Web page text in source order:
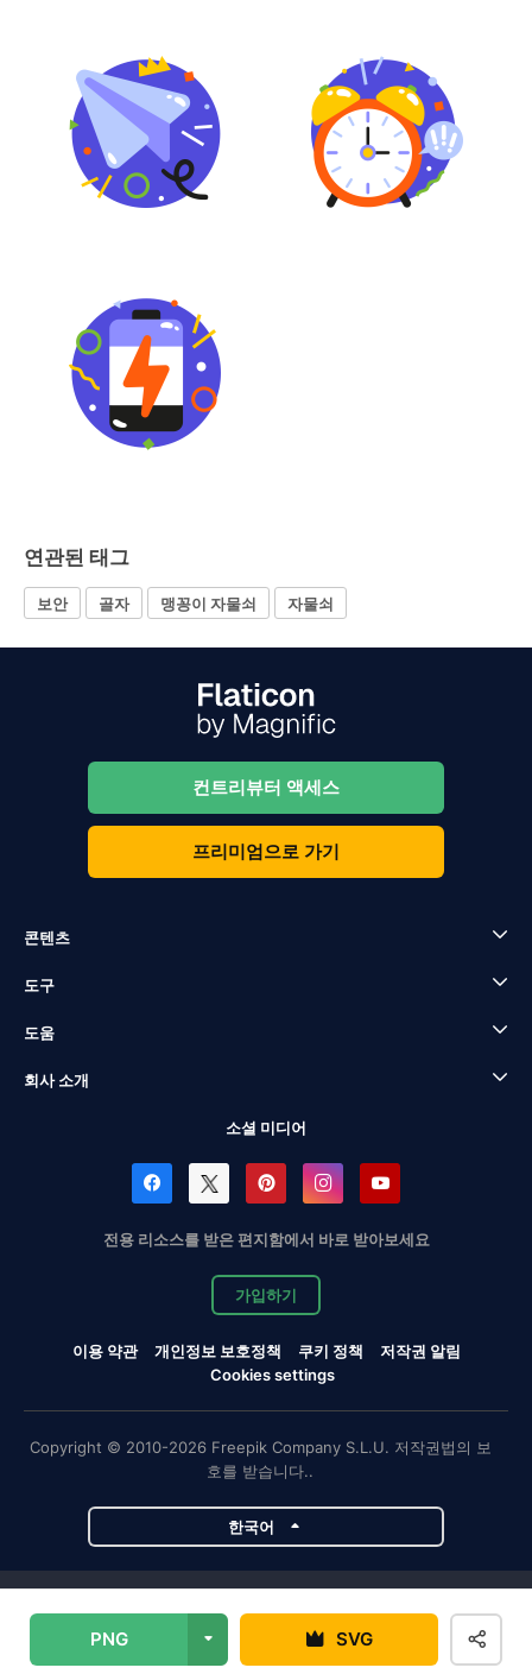
PNG SVG
연관된 태그
보안 골자 맹꽁이 자물쇠 자물쇠
컨트리뷰터 액세스
프리미엄으로 가기
콘텐츠
도구
도움
회사 소개
소셜 미디어
전용 리소스를 받은 편지함에서 바로 받아보세요
가입하기
이용 약관 개인정보 보호정책 쿠키 정책
저작권 알림
Cookies settings
Copyright © 2010-2026 Freepik Company S.L.U. 저작권법의 보
호를 받습니다..
한국어